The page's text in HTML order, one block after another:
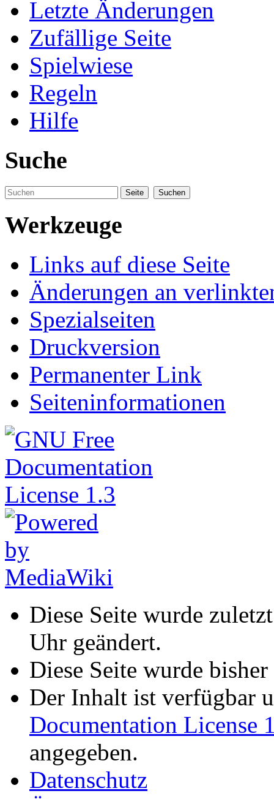
Letzte Änderungen
Zufällige Seite
Spielwiese
Regeln
Hilfe
Suche
Werkzeuge
Links auf diese Seite
Änderungen an
Spezialseiten
Druckversion
Permanenter Link
Seiteninformationen
Diese Seite wurde
Uhr geändert.
Diese Seite wurde
Der Inhalt ist verfügbar
Documentation License
angegeben.
Datenschutz